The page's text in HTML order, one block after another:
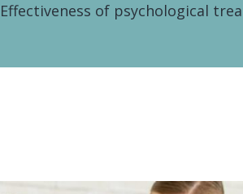
Effectiveness of psychological